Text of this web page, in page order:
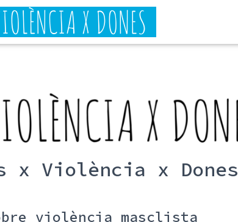
x Violència x Dones
violència masclista